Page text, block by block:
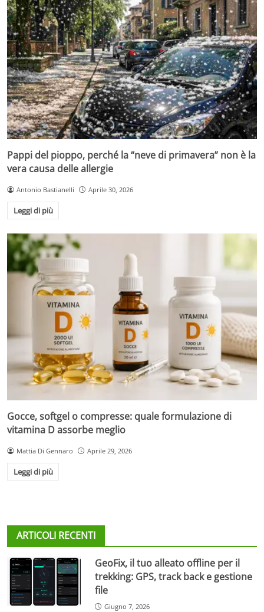
Pappi del pioppo, perché la “neve di primavera” non è la
vera causa delle allergie
Antonio Bastianelli Aprile 30, 2026
Leggi di più
Gocce, softgel o compresse: quale formulazione di
vitamina D assorbe meglio
Mattia Di Gennaro Aprile 29, 2026
Leggi di più
ARTICOLI RECENTI
GeoFix, il tuo alleato offline per il
trekking: GPS, track back e gestione
file
Giugno 7, 2026